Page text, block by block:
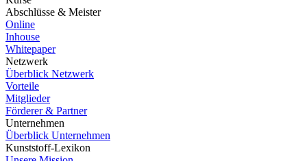
Abschlüsse & Meister
Online
Inhouse
Whitepaper
Netzwerk
Überblick Netzwerk
Vorteile
Mitglieder
Förderer & Partner
Unternehmen
Überblick Unternehmen
Kunststoff-Lexikon